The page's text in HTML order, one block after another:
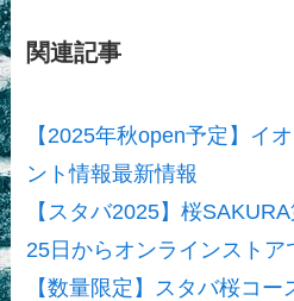
関連記事
【2025年秋open予定】イ
ント情報最新情報
【スタバ2025】桜
25日からオンラインストア
【数量限定】スタバ桜コ